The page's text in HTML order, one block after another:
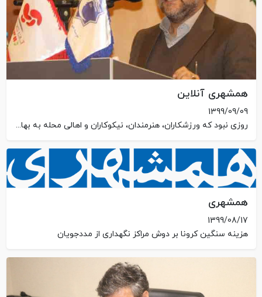
همشهری آنلاین
1399/09/09
روزی نبود که ورزشکاران، هنرمندان، نیکوکاران و اهالی محله به بهانه‌های مختلف از بچه‌های آسایشگاه سراغ نگیرند
همشهری
1399/08/17
هزینه سنگین کرونا بر دوش مراکز نگهداری از مددجویان